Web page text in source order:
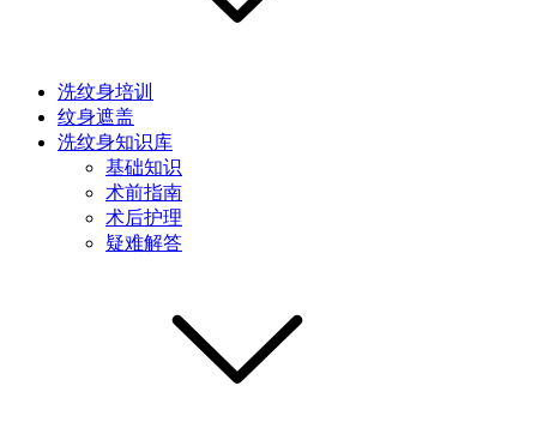
洗纹身培训
纹身遮盖
洗纹身知识库
基础知识
术前指南
术后护理
疑难解答